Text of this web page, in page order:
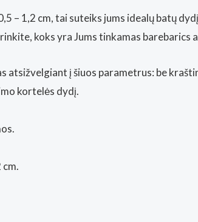
– 1,2 cm, tai suteiks jums idealų batų
koks yra Jums tinkamas barebarics
atsižvelgiant į šiuos parametrus: be
kortelės dydį.